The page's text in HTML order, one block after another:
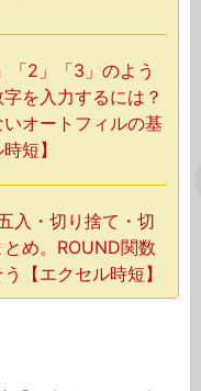
「2」「3」のよう
を入力するには？
オートフィルの基
短】
入・切り捨て・切
め。ROUND関数
【エクセル時短】